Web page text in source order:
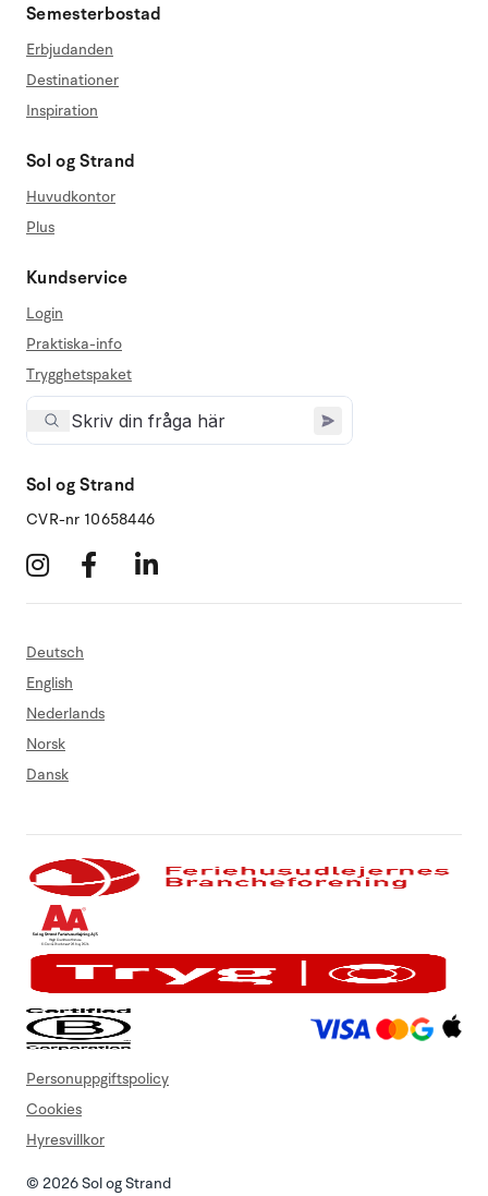
Semesterbostad
Erbjudanden
Destinationer
Inspiration
Sol og Strand
Huvudkontor
Plus
Kundservice
Login
Praktiska-info
Trygghetspaket
Sol og Strand
CVR-nr 10658446
Deutsch
English
Nederlands
Norsk
Dansk
© 2026 Sol og Strand
Personuppgiftspolicy
Cookies
Hyresvillkor